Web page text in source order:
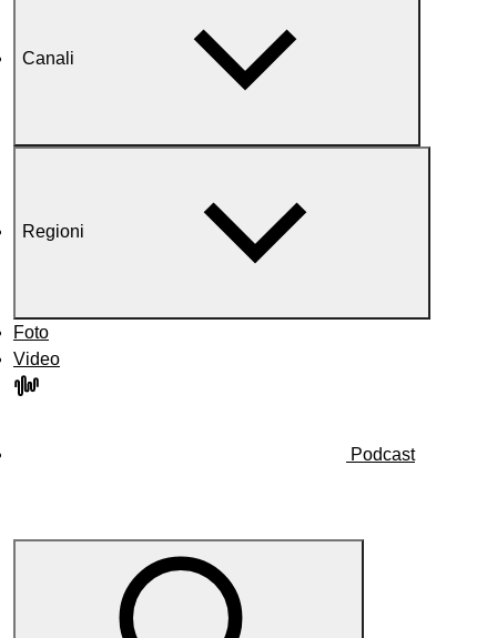
Canali
Regioni
Foto
Video
Podcast